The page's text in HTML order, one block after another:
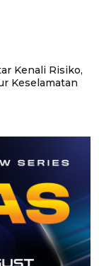
Kenali Risiko,
Keselamatan